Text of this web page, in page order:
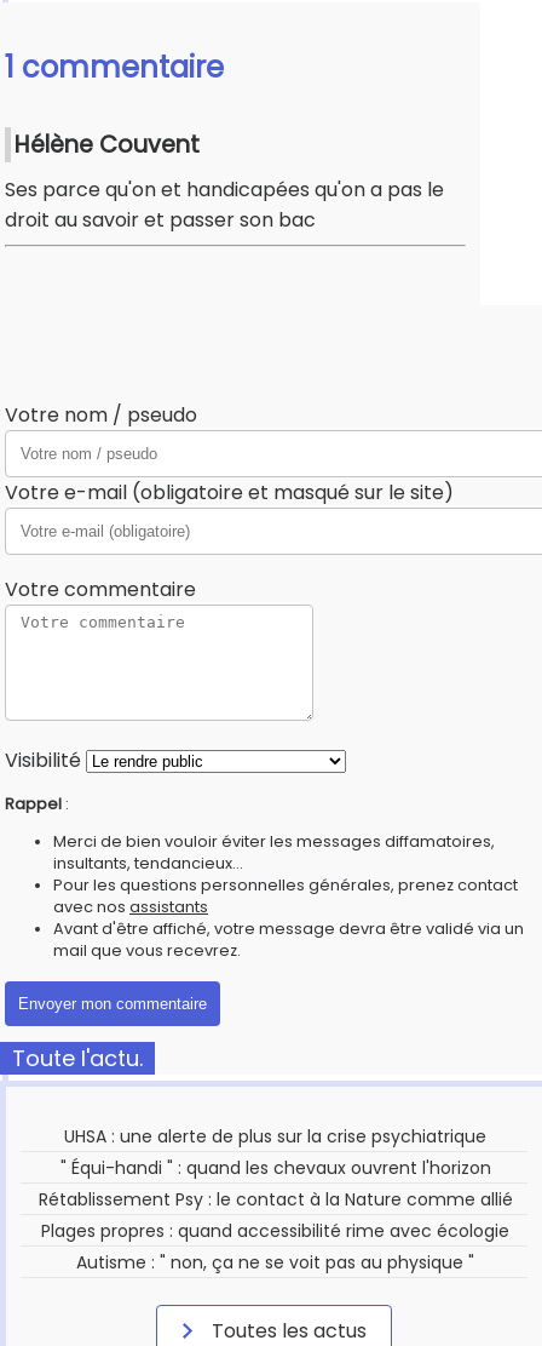
1 commentaire
Hélène Couvent
Ses parce qu'on et handicapées qu'on a pas le
droit au savoir et passer son bac
Votre nom / pseudo
Votre e-mail (obligatoire et masqué sur le site)
Votre commentaire
Visibilité
Rappel :
Merci de bien vouloir éviter les messages diffamatoires,
insultants, tendancieux...
Pour les questions personnelles générales, prenez contact
avec nos assistants
Avant d'être affiché, votre message devra être validé via un
mail que vous recevrez.
Toute l'actu.
UHSA : une alerte de plus sur la crise psychiatrique
" Équi-handi " : quand les chevaux ouvrent l'horizon
Rétablissement Psy : le contact à la Nature comme allié
Plages propres : quand accessibilité rime avec écologie
Autisme : " non, ça ne se voit pas au physique "
Toutes les actus